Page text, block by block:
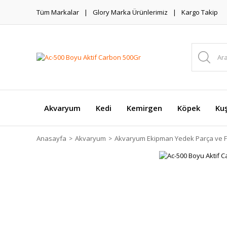
Tüm Markalar Glory Marka Ürünlerimiz Kargo Takip
Akvaryum Kedi Kemirgen Köpek
Anasayfa Akvaryum Akvaryum Ekipman Yedek Parça ve